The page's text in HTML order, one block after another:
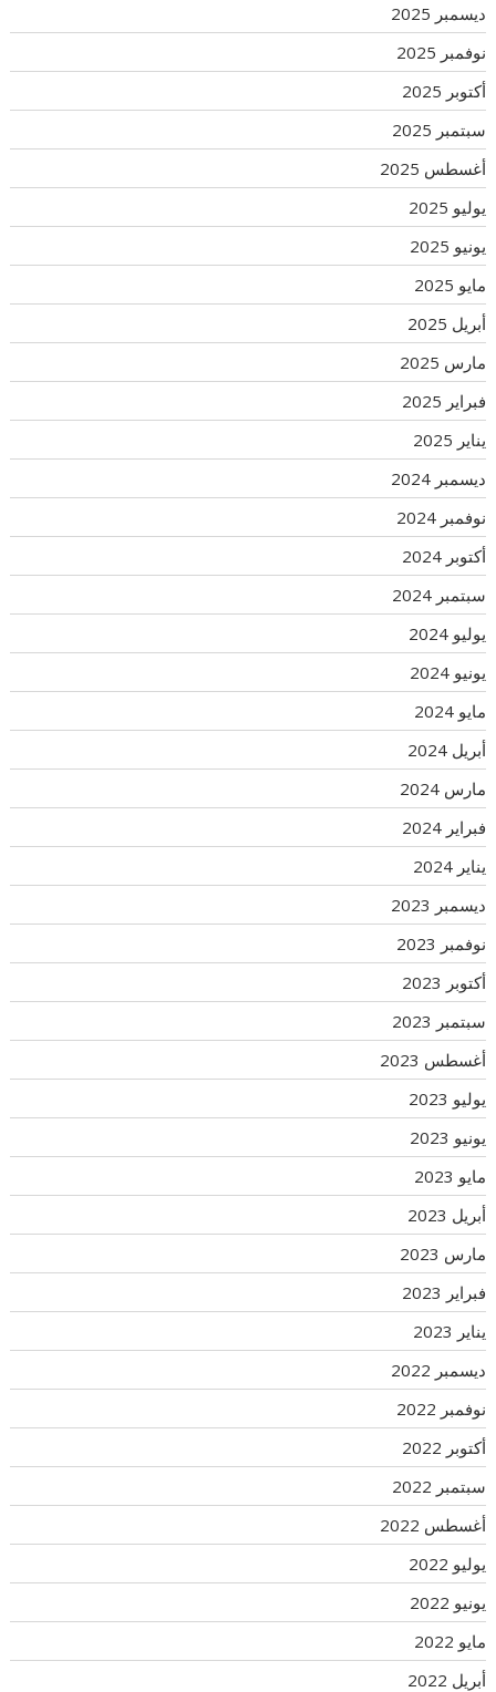
ديسمبر 2025
نوفمبر 2025
أكتوبر 2025
سبتمبر 2025
أغسطس 2025
يوليو 2025
يونيو 2025
مايو 2025
أبريل 2025
مارس 2025
فبراير 2025
يناير 2025
ديسمبر 2024
نوفمبر 2024
أكتوبر 2024
سبتمبر 2024
يوليو 2024
يونيو 2024
مايو 2024
أبريل 2024
مارس 2024
فبراير 2024
يناير 2024
ديسمبر 2023
نوفمبر 2023
أكتوبر 2023
سبتمبر 2023
أغسطس 2023
يوليو 2023
يونيو 2023
مايو 2023
أبريل 2023
مارس 2023
فبراير 2023
يناير 2023
ديسمبر 2022
نوفمبر 2022
أكتوبر 2022
سبتمبر 2022
أغسطس 2022
يوليو 2022
يونيو 2022
مايو 2022
أبريل 2022